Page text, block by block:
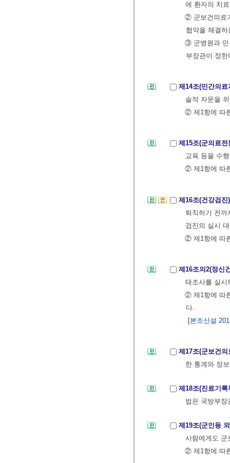
에 환자의 치
② 군보건의료
협약을 체결
③ 군병원과 민
부장관이 정한
제14조(민간의
술적 자문을
② 제1항에 따
제15조(군의료
교육 등을 수
② 제1항에 따
제16조(건강검
퇴직하기 전
검진의 실시
② 제1항에 따
제16조의2(정신
태조사를 실시
② 제1항에 따
다.
[본조신설
제17조(군보건
한 통계와 정
제18조(진료기
법은 국방부장
제19조(군인등
사람에게도 군
② 제1항에 따